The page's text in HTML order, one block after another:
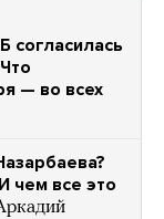
согласилась
— во всех
чем все это